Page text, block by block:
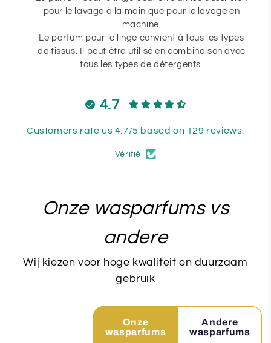
pour le lavage à la main que pour le lavage en
machine.
Le parfum pour le linge convient à tous les types
de tissus. Il peut être utilisé en combinaison avec
tous les types de détergents.
4.7
Customers rate us 4.7/5 based on 129 reviews.
Vérifié
Onze wasparfums vs
andere
Wij kiezen voor hoge kwaliteit en duurzaam
gebruik
Onze
wasparfums
Andere
wasparfums